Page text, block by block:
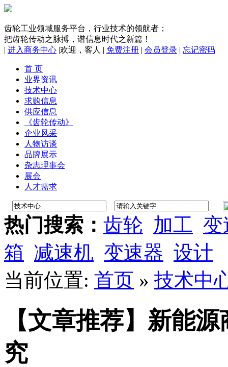
齿轮工业领域服务平台，行业技术的领航者；
把齿轮传动之脉搏，谱信息时代之新篇！
| 进入商务中心 |欢迎， 客人 | 免费注册 | 会员登录 | 忘记密码
首 页
业界资讯
技术中心
求购信息
供应信息
《齿轮传动》
企业风采
人物访谈
品牌展示
杂志理事会
展会
人才需求
热门搜索： 齿轮 加工 变
箱 减速机 变速器 设计
当前位置: 首页 » 技术中
【文章推荐】新能
究